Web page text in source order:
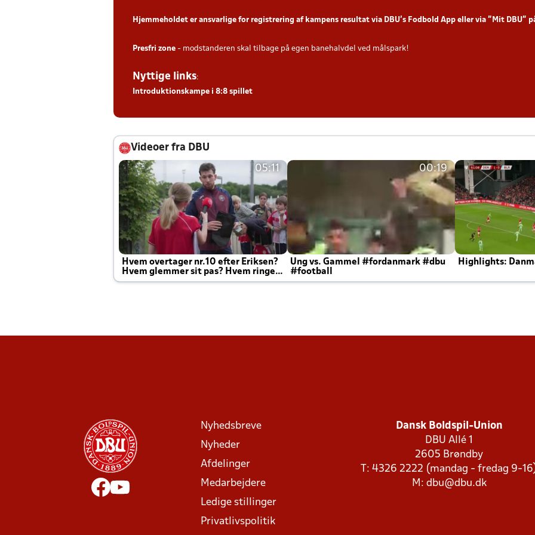
Hjemmeholdet er ansvarlige for registrering af kampens resultat via DBU’s Fodbold App eller via ”Mit DBU”
Presfri zone - modstanderen skal tilbage på egen banehalvdel ved målspark!
Nyttige links:
Introduktionskampe i 8:8 spillet
Videoer fra DBU
05:11
Hvem overtager nr.10 efter Eriksen?
Hvem glemmer sit pas? Hvem ringer
Joachim altid til efter kampe?
00:19
Ung vs. Gammel #fordanmark #dbu
#football
Highlights:
Nyhedsbreve
Nyheder
Afdelinger
Medarbejdere
Ledige stillinger
Privatlivspolitik
Dansk Boldspil-Union
DBU Allé 1
2605 Brøndby
T: 4326 2222 (mandag - fredag 9-
M: dbu@dbu.dk